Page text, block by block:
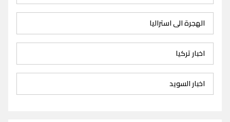
الهجرة الى استراليا
اخبار تركيا
اخبار السويد